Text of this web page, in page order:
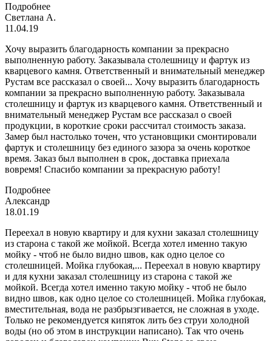
Подробнее
Светлана А.
11.04.19
Хочу выразить благодарность компании за прекрасно
выполненную работу. Заказывала столешницу и фартук из
кварцевого камня. Ответственный и внимательный менеджер
Рустам все рассказал о своей... Хочу выразить благодарность
компании за прекрасно выполненную работу. Заказывала
столешницу и фартук из кварцевого камня. Ответственный и
внимательный менеджер Рустам все рассказал о своей
продукции, в короткие сроки рассчитал стоимость заказа.
Замер был настолько точен, что установщики смонтировали
фартук и столешницу без единого зазора за очень короткое
время. Заказ был выполнен в срок, доставка приехала
вовремя! Спасибо компании за прекрасную работу!
Подробнее
Александр
18.01.19
Переехал в новую квартиру и для кухни заказал столешницу
из старона с такой же мойкой. Всегда хотел именно такую
мойку - чтоб не было видно швов, как одно целое со
столешницей. Мойка глубокая,... Переехал в новую квартиру
и для кухни заказал столешницу из старона с такой же
мойкой. Всегда хотел именно такую мойку - чтоб не было
видно швов, как одно целое со столешницей. Мойка глубокая,
вместительная, вода не разбрызгивается, не сложная в уходе.
Только не рекомендуется кипяток лить без струи холодной
воды (но об этом в инструкции написано). Так что очень